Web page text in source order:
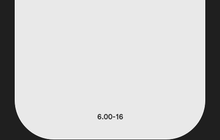
6.00-16